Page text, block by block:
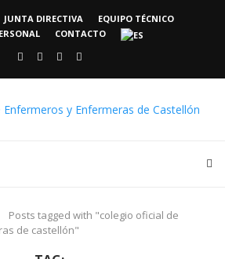
JUNTA DIRECTIVA
EQUIPO TÉCNICO
CONTACTO
Posts tagged with "colegio oficial de
de castellón"